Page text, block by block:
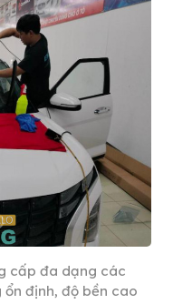
cấp đa dạng các
định, độ bền cao